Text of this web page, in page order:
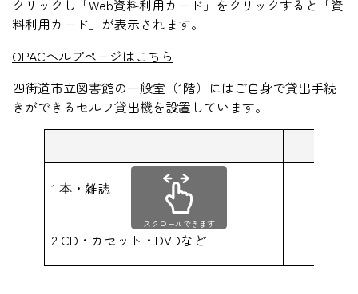
クリックし「Web資料利用カード」をクリックすると「資
料利用カード」が表示されます。
OPACヘルプページはこちら
四街道市立図書館の一般室（1階）にはご自身で貸出手続
きができるセルフ貸出機を設置しています。
1 本・雑誌
2 CD・カセット・DVDなど
スクロールできます